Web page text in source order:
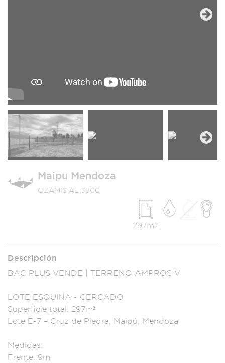
Maipu Mendoza
OZAMIS AL 3800
297m2
Descripción
BAC PLUS VENDE | TERRENO AMPROS V
LOTE ESQUINA - CERCADO
Superficie total: 297m²
Lote E-7 – Cruz de Piedra, Maipú, Mendoza
Medidas:
Frente: 9m